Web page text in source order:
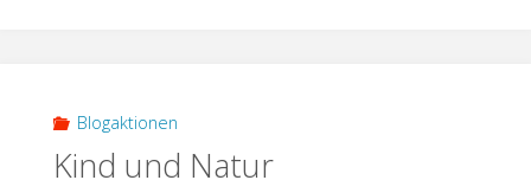
Blogaktionen
Kind und Natur